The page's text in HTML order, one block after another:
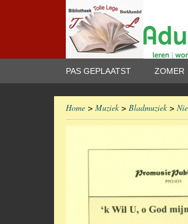
PAS GEPLAATST ZOMER
Home > Muziek> Bladmuziek>